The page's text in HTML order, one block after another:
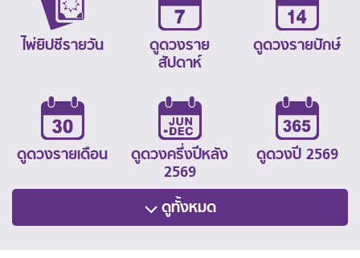
ไพ่ยิปซีรายวัน
ดูดวงราย
สัปดาห์
ดูดวงรายปักษ์
ดูดวงรายเดือน
ดูดวงครึ่งปีหลัง
2569
ดูดวงปี 2569
ดูทั้งหมด